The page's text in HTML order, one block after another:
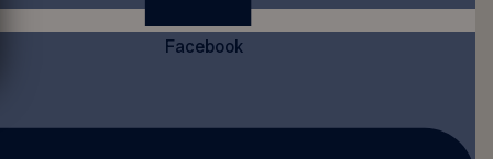
Facebook